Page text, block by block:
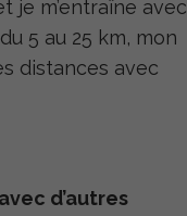
je m’entraîne avec
5 au 25 km, mon
distances avec
d’autres